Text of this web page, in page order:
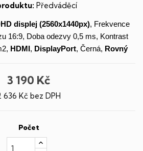
Předváděcí
displej (2560x1440px), Frekvence
16:9, Doba odezvy 0,5 ms, Kontrast
HDMI , DisplayPort, Černá, Rovný
3 190 Kč
636 Kč bez DPH
Počet